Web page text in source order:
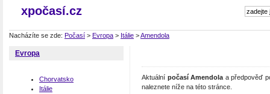
xpočasí.cz
Nacházíte se zde: Počasí > Evropa > Itálie >Amendola
Evropa
Chorvatsko
Itálie
Aktuální počasí Amendola a předpověď
naleznete níže na této stránce.